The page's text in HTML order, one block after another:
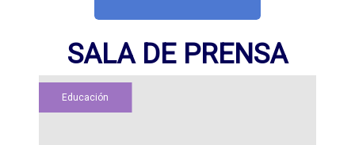
SALA DE PRENSA
Educación